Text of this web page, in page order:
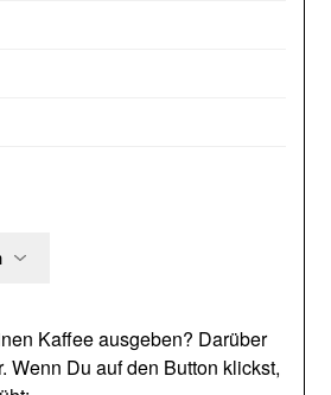
Kaffee ausgeben? Darüber
Wenn Du auf den Button klickst,